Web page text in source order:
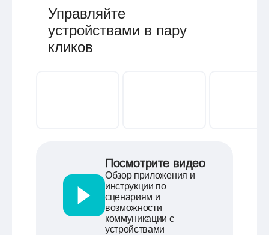
Управляйте
устройствами в пару
кликов
Посмотрите видео
Обзор приложения и
инструкции по
сценариям и
возможности
коммуникации с
устройствами